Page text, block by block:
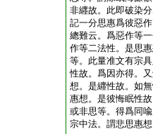
非纒故。此即破染
記一分思惠爲彼惡
總難云。爲惡作等
作等二法性。是思
等。此量准文有宗
性故。爲因亦得。
想。是纒性故。如
惠想。是彼悔眠性
或非思等。得爲同
宗中法。謂悲思惠